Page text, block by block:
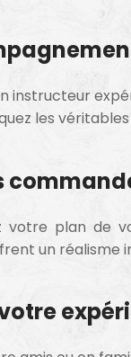
instructeur
les
votre plan de
un réalisme